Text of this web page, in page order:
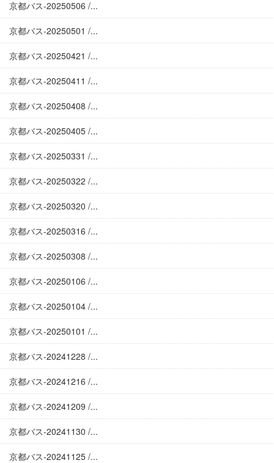
京都バス-20250506 /...
京都バス-20250501 /...
京都バス-20250421 /...
京都バス-20250411 /...
京都バス-20250408 /...
京都バス-20250405 /...
京都バス-20250331 /...
京都バス-20250322 /...
京都バス-20250320 /...
京都バス-20250316 /...
京都バス-20250308 /...
京都バス-20250106 /...
京都バス-20250104 /...
京都バス-20250101 /...
京都バス-20241228 /...
京都バス-20241216 /...
京都バス-20241209 /...
京都バス-20241130 /...
京都バス-20241125 /...